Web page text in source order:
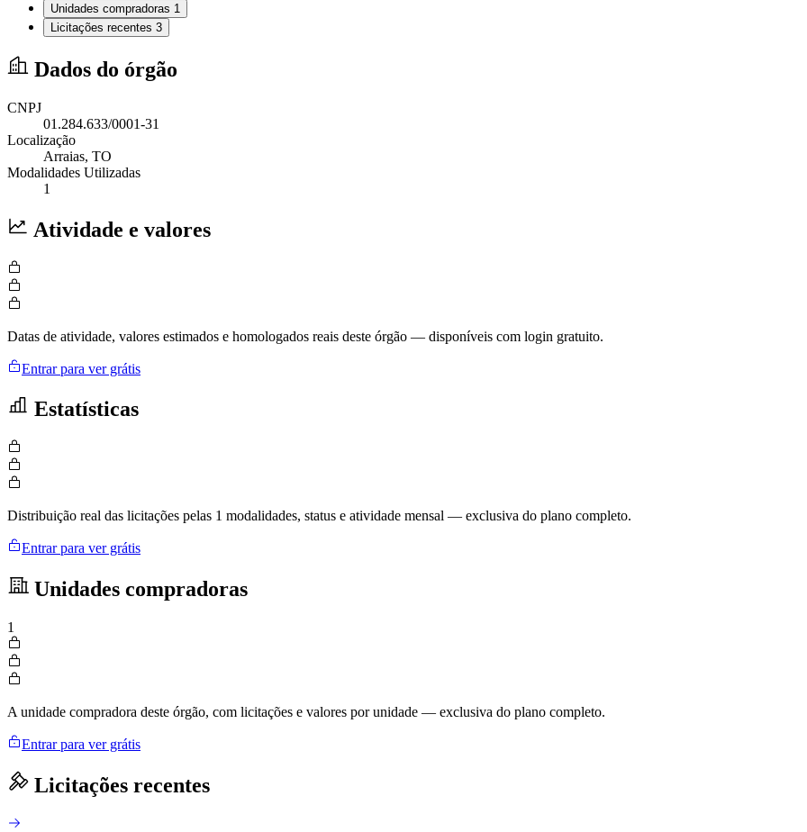
Unidades compradoras 1
Licitações recentes 3
Dados do órgão
CNPJ
01.284.633/0001-31
Localização
Arraias, TO
Modalidades Utilizadas
1
Atividade e valores
Datas de atividade, valores estimados e homologados reais deste órgão — disponíveis com login gratuito.
Entrar para ver grátis
Estatísticas
Distribuição real das licitações pelas 1 modalidades, status e atividade mensal — exclusiva do plano completo.
Entrar para ver grátis
Unidades compradoras
1
A unidade compradora deste órgão, com licitações e valores por unidade — exclusiva do plano completo.
Entrar para ver grátis
Licitações recentes